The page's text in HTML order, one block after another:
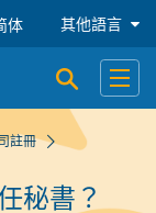
体 其他語言
開啟搜尋
開啟
註冊
秘書？